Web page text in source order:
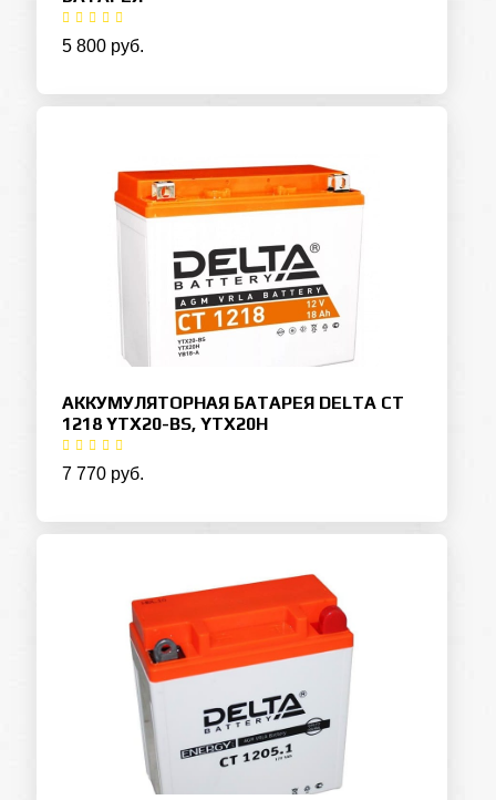
5 800 руб.
АККУМУЛЯТОРНАЯ БАТАРЕЯ DELTA CT
1218 YTX20-BS, YTX20H
7 770 руб.